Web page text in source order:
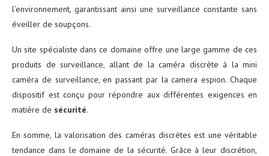
l’environnement, garantissant ainsi une surveillance constante sans
éveiller de soupçons.
Un site spécialiste dans ce domaine offre une large gamme de ces
produits de surveillance, allant de la caméra discrète à la mini
caméra de surveillance, en passant par la camera espion. Chaque
dispositif est conçu pour répondre aux différentes exigences en
matière de sécurité.
En somme, la valorisation des caméras discrètes est une véritable
tendance dans le domaine de la sécurité. Grâce à leur discrétion,